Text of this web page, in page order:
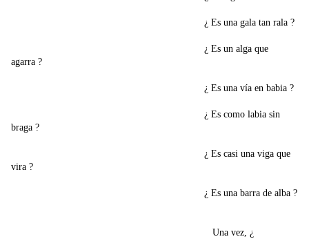
¿ Es una gala tan rala ?
¿ Es un alga que
agarra ?
¿ Es una vía en babia ?
¿ Es como labia sin
braga ?
¿ Es casi una viga que
vira ?
¿ Es una barra de alba ?
Una vez, ¿